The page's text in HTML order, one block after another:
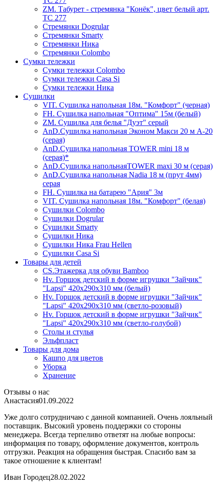
ZM. Табурет - стремянка "Конёк", цвет белый арт.
ТС 277
Стремянки Dogrular
Стремянки Smarty
Стремянки Ника
Стремянки Сolombo
Сумки тележки
Сумки тележки Colombo
Сумки тележки Сasa Si
Сумки тележки Ника
Сушилки
VIT. Сушилка напольная 18м. "Комфорт" (черная)
FH. Сушилка напольная "Оптима" 15м (белый)
ZM. Сушилка для белья "Дуэт" серый
AnD.Сушилка напольная Эконом Макси 20 м А-20
(серая)
AnD.Сушилка напольная TOWER mini 18 м
(серая)*
AnD.Сушилка напольнаяTOWER maxi 30 м (серая)
AnD.Сушилка напольная Nadia 18 м (прут 4мм)
серая
FH. Сушилка на батарею "Ария" 3м
VIT. Сушилка напольная 18м. "Комфорт" (белая)
Cушилки Colombo
Сушилки Dogrular
Сушилки Smarty
Сушилки Ника
Сушилки Ника Frau Hellen
Сушилки Сasa Si
Товары для детей
CS.Этажерка для обуви Bamboo
Hv. Горшок детский в форме игрушки "Зайчик"
"Lapsi" 420х290х310 мм (белый)
Hv. Горшок детский в форме игрушки "Зайчик"
"Lapsi" 420х290х310 мм (светло-розовый)
Hv. Горшок детский в форме игрушки "Зайчик"
"Lapsi" 420х290х310 мм (светло-голубой)
Столы и стулья
Эльфпласт
Товары для дома
Кашпо для цветов
Уборка
Хранение
Отзывы о нас
Анастасия01.09.2022
Уже долго сотрудничаю с данной компанией. Очень лояльный
поставщик. Высокий уровень поддержки со стороны
менеджера. Всегда терпеливо ответят на любые вопросы:
информация по товару, оформление документов, контроль
отгрузки. Реакция на обращения быстрая. Спасибо вам за
такое отношение к клиентам!
Иван Городец28.02.2022